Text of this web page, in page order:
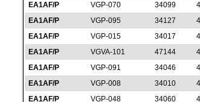
EA1AF/P
VGP-070 34099
EA1AF/P
VGP-095 34127
EA1AF/P
VGP-015 34017
EA1AF/P
VGVA-101 47144
EA1AF/P
VGP-091 34046
EA1AF/P
VGP-008 34010
EA1AF/P
VGP-048 34060